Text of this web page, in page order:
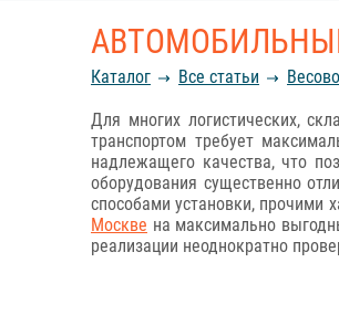
Каталог Все статьи
Для многих логистических,
транспортом требует
надлежащего качества, что
оборудования существенно
способами установки, прочими
Москве на максимально
реализации неоднократно